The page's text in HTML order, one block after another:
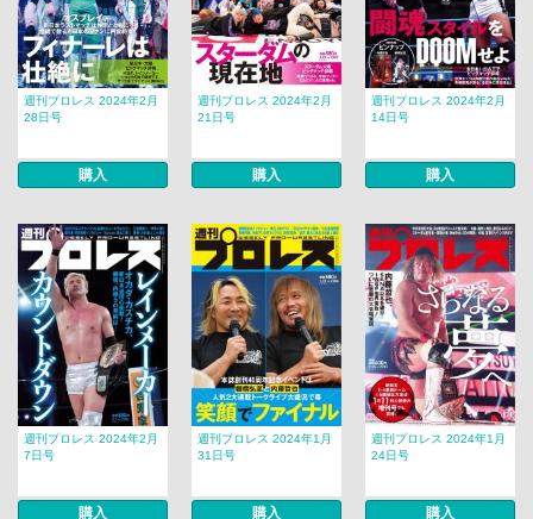
週刊プロレス 2024年2月
28日号
購入
週刊プロレス 2024年2月
21日号
購入
週刊プロレス 2024年2月
14日号
購入
週刊プロレス 2024年2月
7日号
購入
週刊プロレス 2024年1月
31日号
購入
週刊プロレス 2024年1月
24日号
購入